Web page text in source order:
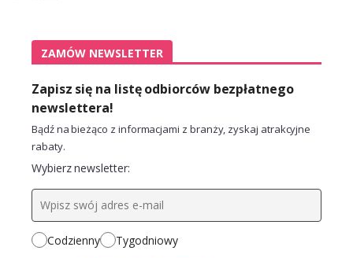
ZAMÓW NEWSLETTER
Zapisz się na listę odbiorców bezpłatnego
newslettera!
Bądź na bieżąco z informacjami z branży, zyskaj atrakcyjne
rabaty.
Wybierz newsletter:
Codzienny Tygodniowy